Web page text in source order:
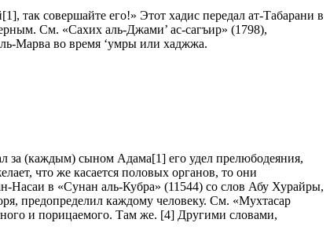
так совершайте его!» Этот хадис передал ат-Табарани в
См. «Сахих аль-Джами’ ас-сагъир» (1798),
Марва во время ‘умры или хаджжа.
за (каждым) сыном Адама[1] его удел прелюбодеяния,
что же касается половых органов, то они
Насаи в «Сунан аль-Кубра» (11544) со слов Абу Хурайры,
предопределил каждому человеку. См. «Мухтасар
и порицаемого. Там же. [4] Другими словами,